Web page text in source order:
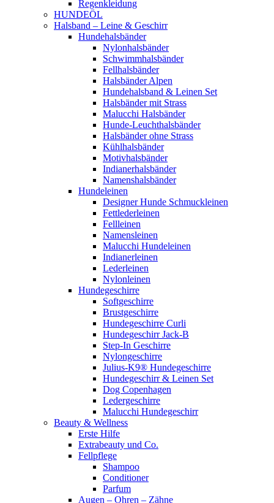
Regenkleidung
HUNDEÖL
Halsband – Leine & Geschirr
Hundehalsbänder
Nylonhalsbänder
Schwimmhalsbänder
Fellhalsbänder
Halsbänder Alpen
Hundehalsband & Leinen Set
Halsbänder mit Strass
Malucchi Halsbänder
Hunde-Leuchthalsbänder
Halsbänder ohne Strass
Kühlhalsbänder
Motivhalsbänder
Indianerhalsbänder
Namenshalsbänder
Hundeleinen
Designer Hunde Schmuckleinen
Fettlederleinen
Fellleinen
Namensleinen
Malucchi Hundeleinen
Indianerleinen
Lederleinen
Nylonleinen
Hundegeschirre
Softgeschirre
Brustgeschirre
Hundegeschirre Curli
Hundegeschirr Jack-B
Step-In Geschirre
Nylongeschirre
Julius-K9® Hundegeschirre
Hundegeschirr & Leinen Set
Dog Copenhagen
Ledergeschirre
Malucchi Hundegeschirr
Beauty & Wellness
Erste Hilfe
Extrabeauty und Co.
Fellpflege
Shampoo
Conditioner
Parfum
Augen – Ohren – Zähne